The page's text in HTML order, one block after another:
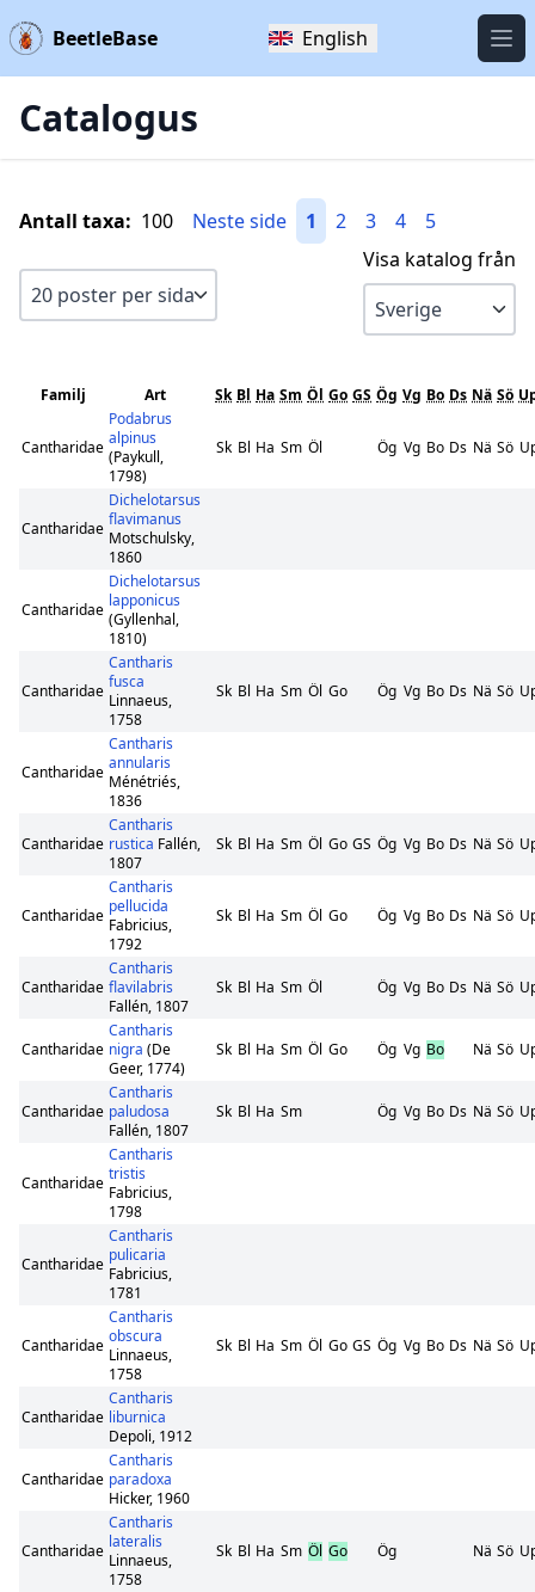
BeetleBase English
Catalogus
Antall taxa: 100 Neste side 1 2 3 4
5
Visa katalog från
Familj Art Sk Bl Ha Sm Öl Go GS Ög Vg Bo Ds Nä Sö
Cantharidae
Podabrus
alpinus
(Paykull,
1798)
Sk Bl Ha Sm Öl Ög Vg Bo Ds Nä Sö
Cantharidae
Dichelotarsus
flavimanus
Motschulsky,
1860
Cantharidae
Dichelotarsus
lapponicus
(Gyllenhal,
1810)
Cantharidae
Cantharis
fusca
Linnaeus,
1758
Sk Bl Ha Sm Öl Go Ög Vg Bo Ds Nä Sö
Cantharidae
Cantharis
annularis
Ménétriés,
1836
Cantharidae
Cantharis
rustica Fallén,
1807
Sk Bl Ha Sm Öl Go GS Ög Vg Bo Ds Nä Sö
Cantharidae
Cantharis
pellucida
Fabricius,
1792
Sk Bl Ha Sm Öl Go Ög Vg Bo Ds Nä Sö
Cantharidae
Cantharis
flavilabris
Fallén, 1807
Sk Bl Ha Sm Öl Ög Vg Bo Ds Nä Sö
Cantharidae
Cantharis
nigra (De
Geer, 1774)
Sk Bl Ha Sm Öl Go Ög Vg Bo Nä Sö
Cantharidae
Cantharis
paludosa
Fallén, 1807
Sk Bl Ha Sm Ög Vg Bo Ds Nä Sö
Cantharidae
Cantharis
tristis
Fabricius,
1798
Cantharidae
Cantharis
pulicaria
Fabricius,
1781
Cantharidae
Cantharis
obscura
Linnaeus,
1758
Sk Bl Ha Sm Öl Go GS Ög Vg Bo Ds Nä Sö
Cantharidae
Cantharis
liburnica
Depoli, 1912
Cantharidae
Cantharis
paradoxa
Hicker, 1960
Cantharidae
Cantharis
lateralis
Linnaeus,
1758
Sk Bl Ha Sm Öl Go Ög Nä Sö